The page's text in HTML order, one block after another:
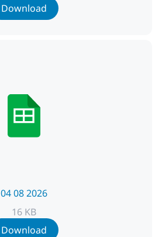
Download
04 08 2026
16 KB
Download